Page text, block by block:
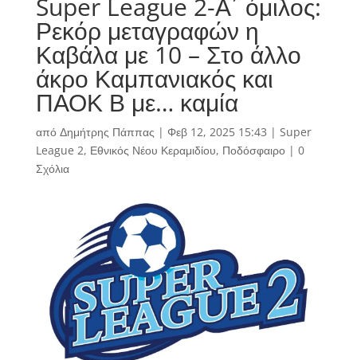
Super League 2-Α΄ όμιλος:
Ρεκόρ μεταγραφών η
Καβάλα με 10 – Στο άλλο
άκρο Καμπανιακός και
ΠΑΟΚ Β με… καμία
από Δημήτρης Πάππας | Φεβ 12, 2025 15:43 | Super
League 2, Εθνικός Νέου Κεραμιδίου, Ποδόσφαιρο| 0
Σχόλια